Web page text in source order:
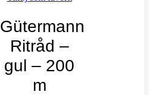
Gütermann
Ritråd –
gul – 200
m